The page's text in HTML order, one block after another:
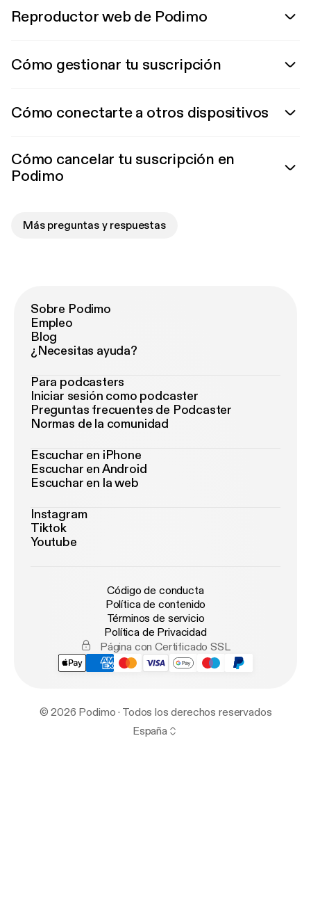
Reproductor web de Podimo
Cómo gestionar tu suscripción
Cómo conectarte a otros dispositivos
Cómo cancelar tu suscripción en
Podimo
Más preguntas y respuestas
Sobre Podimo
Empleo
Blog
¿Necesitas ayuda?
Para podcasters
Iniciar sesión como podcaster
Preguntas frecuentes de Podcaster
Normas de la comunidad
Escuchar en iPhone
Escuchar en Android
Escuchar en la web
Instagram
Tiktok
Youtube
Código de conducta
Política de contenido
Términos de servicio
Política de Privacidad
Página con Certificado SSL
© 2026 Podimo · Todos los derechos reservados
España